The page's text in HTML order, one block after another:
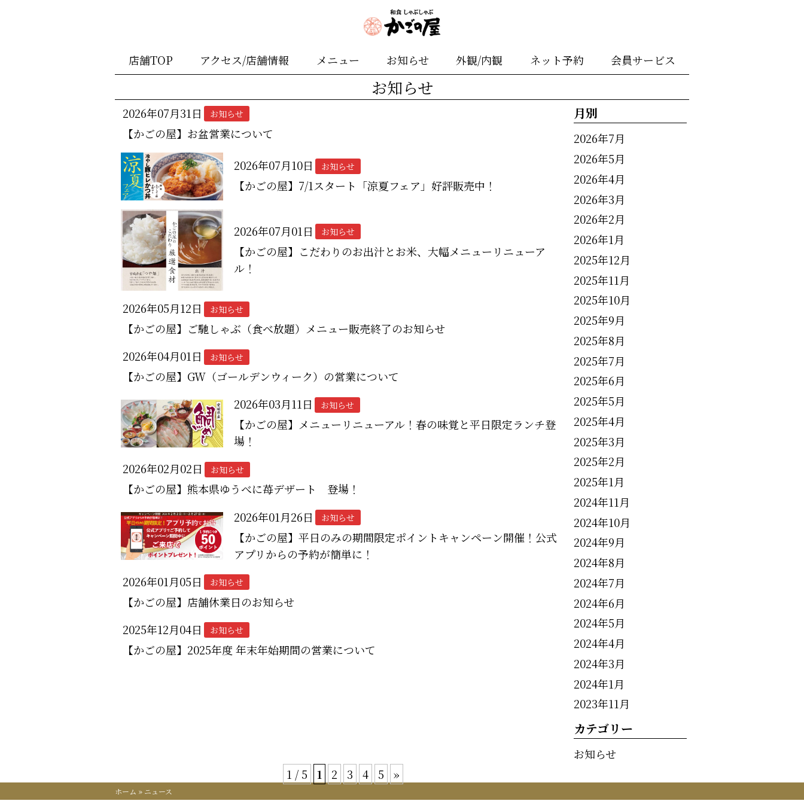
店舗TOP アクセス/店舗情報 メニュー お知らせ 外観/内観 ネット予約 会員サービス
お知らせ
2026年07月31日 お知らせ
【かごの屋】お盆営業について
2026年07月10日 お知らせ
【かごの屋】7/1スタート「涼夏フェア」好評販売中！
2026年07月01日 お知らせ
【かごの屋】こだわりのお出汁とお米、大幅メニューリニューア
ル！
2026年05月12日 お知らせ
【かごの屋】ご馳しゃぶ（食べ放題）メニュー販売終了のお知らせ
2026年04月01日
お知らせ
【かごの屋】GW（ゴールデンウィーク）の営業について
2026年03月11日
お知らせ
【かごの屋】メニューリニューアル！春の味覚と平日限定ランチ登
場！
2026年02月02日
お知らせ
【かごの屋】熊本県ゆうべに苺デザート 登場！
2026年01月26日
お知らせ
【かごの屋】平日のみの期間限定ポイントキャンペーン開催！公式
アプリからの予約が簡単に！
2026年01月05日
お知らせ
【かごの屋】店舗休業日のお知らせ
2025年12月04日
お知らせ
【かごの屋】2025年度 年末年始期間の営業について
月別
2026年7月
2026年5月
2026年4月
2026年3月
2026年2月
2026年1月
2025年12月
2025年11月
2025年10月
2025年9月
2025年8月
2025年7月
2025年6月
2025年5月
2025年4月
2025年3月
2025年2月
2025年1月
2024年11月
2024年10月
2024年9月
2024年8月
2024年7月
2024年6月
2024年5月
2024年4月
2024年3月
2024年1月
2023年11月
カテゴリー
お知らせ
1 / 5
1 2 3 4 5 »
ホーム » ニュース